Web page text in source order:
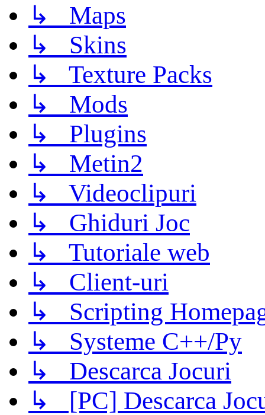
↳ Maps
↳ Skins
↳ Texture Packs
↳ Mods
↳ Plugins
↳ Metin2
↳ Videoclipuri
↳ Ghiduri Joc
↳ Tutoriale web
↳ Client-uri
↳ Scripting
↳ Systeme C++/Py
↳ Descarca Jocuri
↳ [PC] Descarca